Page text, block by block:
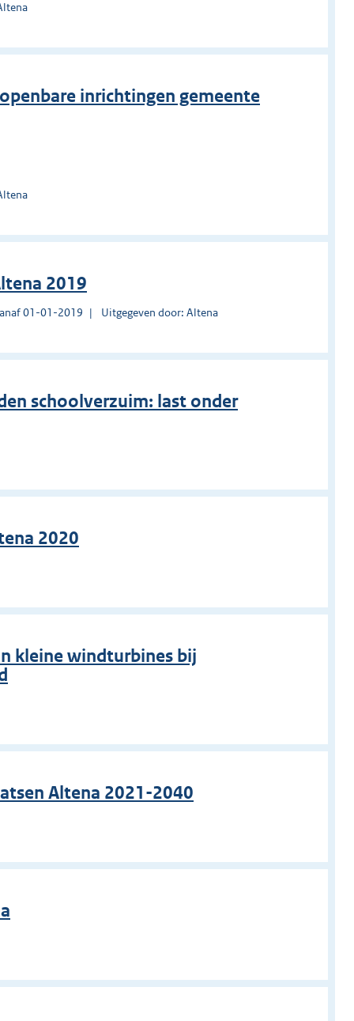
inrichtingen gemeente
2019
01-01-2019 Uitgegeven door: Altena
schoolverzuim: last onder
2020
kleine windturbines bij
Altena 2021-2040